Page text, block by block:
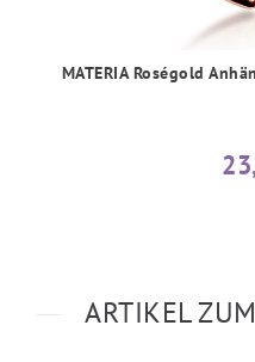
MATERIA Roségold
ARTIKEL